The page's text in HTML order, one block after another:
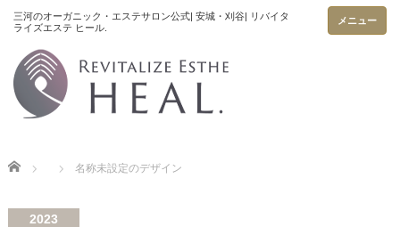
メニュー
Home 名称未設定のデザイン
2023